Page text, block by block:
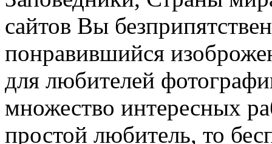
сайтов Вы
понравившийся
для любителей
множество интересных
простой любитель, то